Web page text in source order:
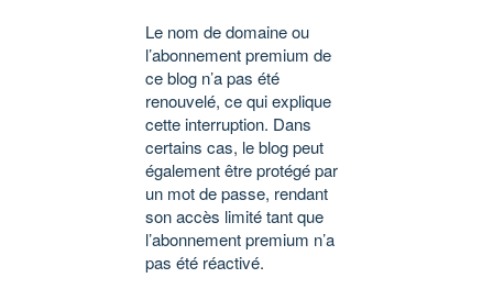
Le nom de domaine ou
l’abonnement premium de
ce blog n’a pas été
renouvelé, ce qui explique
cette interruption. Dans
certains cas, le blog peut
également être protégé par
un mot de passe, rendant
son accès limité tant que
l’abonnement premium n’a
pas été réactivé.